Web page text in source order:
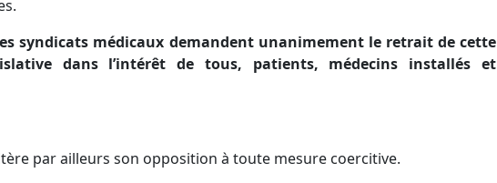
syndicats médicaux demandent unanimement le retrait de cette
dans l’intérêt de tous, patients, médecins installés et
par ailleurs son opposition à toute mesure coercitive.